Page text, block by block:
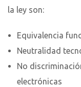
la ley son:
Equivalencia
Neutralidad
No
electrónicas